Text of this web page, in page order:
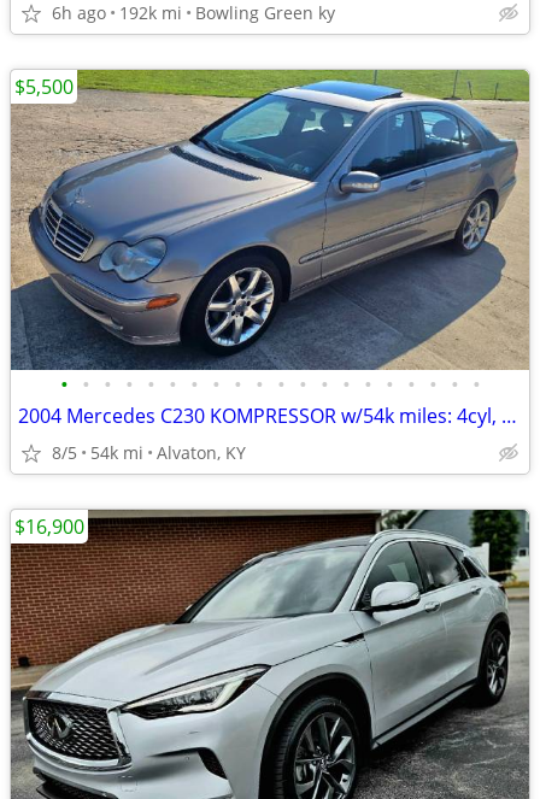
6h ago 192k mi Bowling Green ky
• • • • • • • • • • • • • • • • • • • •
2004 Mercedes C230 KOMPRESSOR w/54k miles: 4cyl, auto, sunroof, 28MPG+
8/5 54k mi Alvaton, KY
$5,500
$16,900